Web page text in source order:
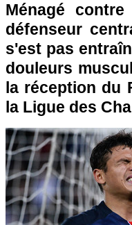
Ménagé
défenseur
s'est pas
douleurs
la réception du
la Ligue des